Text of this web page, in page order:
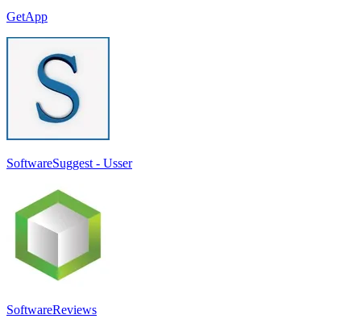
GetApp
SoftwareSuggest - Usser
SoftwareReviews